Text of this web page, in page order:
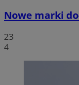
Nowe marki
23
4